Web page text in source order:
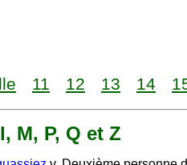
11 12 13 14
M, P, Q et Z